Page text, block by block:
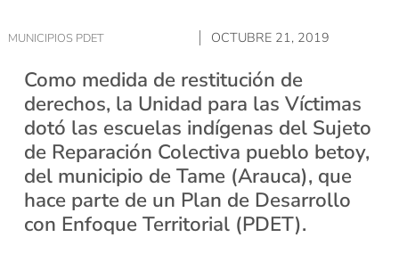
MUNICIPIOS PDET OCTUBRE 21, 2019
Como medida de restitución de
derechos, la Unidad para las Víctimas
dotó las escuelas indígenas del Sujeto
de Reparación Colectiva pueblo betoy,
del municipio de Tame (Arauca), que
hace parte de un Plan de Desarrollo
con Enfoque Territorial (PDET).